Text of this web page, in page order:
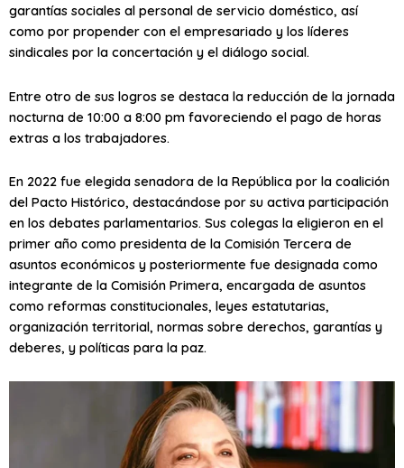
garantías sociales al personal de servicio doméstico, así
como por propender con el empresariado y los líderes
sindicales por la concertación y el diálogo social.
Entre otro de sus logros se destaca la reducción de la jornada
nocturna de 10:00 a 8:00 pm favoreciendo el pago de horas
extras a los trabajadores.
En 2022 fue elegida senadora de la República por la coalición
del Pacto Histórico, destacándose por su activa participación
en los debates parlamentarios. Sus colegas la eligieron en el
primer año como presidenta de la Comisión Tercera de
asuntos económicos y posteriormente fue designada como
integrante de la Comisión Primera, encargada de asuntos
como reformas constitucionales, leyes estatutarias,
organización territorial, normas sobre derechos, garantías y
deberes, y políticas para la paz.